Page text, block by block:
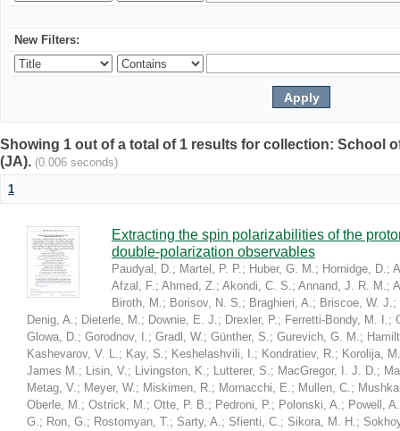
New Filters:
Showing 1 out of a total of 1 results for collection: School
(JA). (0.006 seconds)
1
Extracting the spin polarizabilities of the
double-polarization observables
Paudyal, D.; Martel, P. P.; Huber, G. M.; Hornidge, D.;
Afzal, F.; Ahmed, Z.; Akondi, C. S.; Annand, J. R. M.;
Biroth, M.; Borisov, N. S.; Braghieri, A.; Briscoe, W. J.;
Denig, A.; Dieterle, M.; Downie, E. J.; Drexler, P.; Ferretti-Bondy, M. I.;
Glowa, D.; Gorodnov, I.; Gradl, W.; Günther, S.; Gurevich, G. M.;
Kashevarov, V. L.; Kay, S.; Keshelashvili, I.; Kondratiev, R.; Korolija, M.
James M.; Lisin, V.; Livingston, K.; Lutterer, S.; MacGregor, I. J. D.;
Metag, V.; Meyer, W.; Miskimen, R.; Mornacchi, E.; Mullen, C.;
Oberle, M.; Ostrick, M.; Otte, P. B.; Pedroni, P.; Polonski, A.; Powell, A.
G.; Ron, G.; Rostomyan, T.; Sarty, A.; Sfienti, C.; Sikora, M. H.;